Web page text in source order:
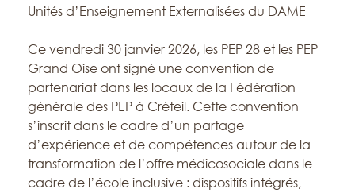
Unités d’Enseignement Externalisées du DAME
Ce vendredi 30 janvier 2026, les PEP 28 et les PEP
Grand Oise ont signé une convention de
partenariat dans les locaux de la Fédération
générale des PEP à Créteil. Cette convention
s’inscrit dans le cadre d’un partage
d’expérience et de compétences autour de la
transformation de l’offre médicosociale dans le
cadre de l’école inclusive : dispositifs intégrés,